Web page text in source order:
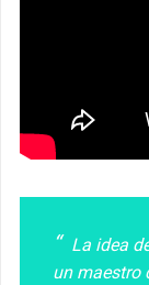
La idea
un maestro